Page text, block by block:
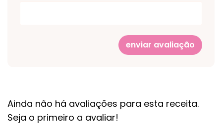
enviar avaliação
Ainda não há avaliações para esta receita.
Seja o primeiro a avaliar!